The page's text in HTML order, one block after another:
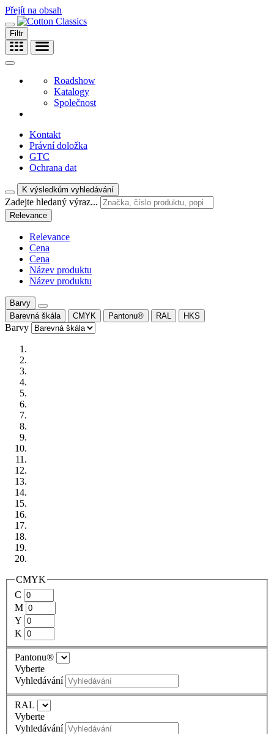
Přejít na obsah
Filtr
Roadshow
Katalogy
Společnost
Kontakt
Právní doložka
GTC
Ochrana dat
K výsledkům vyhledávání
Zadejte hledaný výraz...
Relevance
Relevance
Cena
Cena
Název produktu
Název produktu
Barvy
Barevná škála
CMYK Pantonu® RAL HKS
Barvy
CMYK
C
M
Y
K
Pantonu®
Vyberte
Vyhledávání
RAL
Vyberte
Vyhledávání